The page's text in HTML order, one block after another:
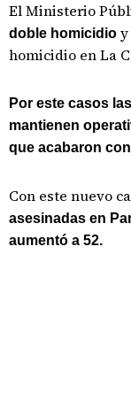
El Ministerio
doble homicidio
homicidio en La
Por este casos
mantienen
que acabaron
Con este nuevo
asesinadas en
aumentó a 52.